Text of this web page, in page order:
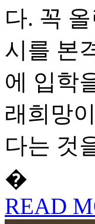
다. 꼭
시를 본
에 입학
래희망
다는 것
�
READ